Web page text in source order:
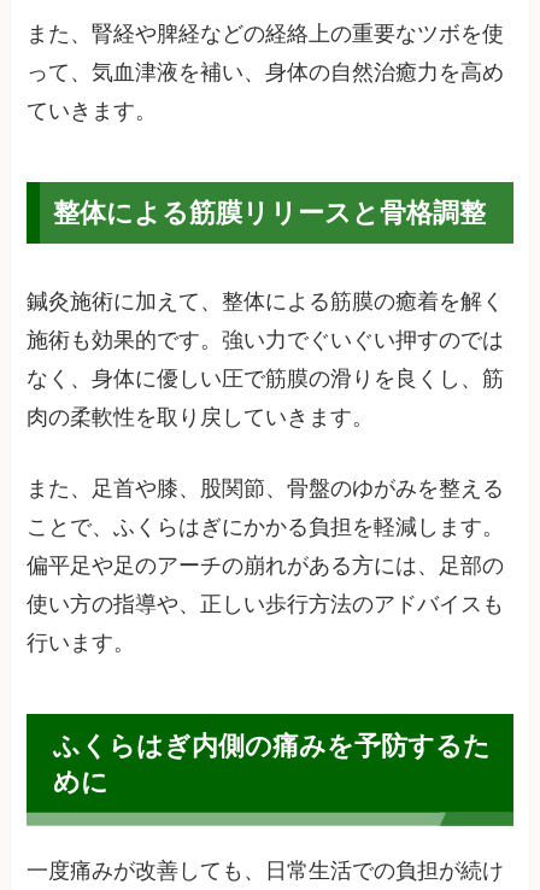
また、腎経や脾経などの経絡上の重要なツボを使
って、気血津液を補い、身体の自然治癒力を高め
ていきます。
整体による筋膜リリースと骨格調整
鍼灸施術に加えて、整体による筋膜の癒着を解く
施術も効果的です。強い力でぐいぐい押すのでは
なく、身体に優しい圧で筋膜の滑りを良くし、筋
肉の柔軟性を取り戻していきます。
また、足首や膝、股関節、骨盤のゆがみを整える
ことで、ふくらはぎにかかる負担を軽減します。
偏平足や足のアーチの崩れがある方には、足部の
使い方の指導や、正しい歩行方法のアドバイスも
行います。
ふくらはぎ内側の痛みを予防するた
めに
一度痛みが改善しても、日常生活での負担が続け